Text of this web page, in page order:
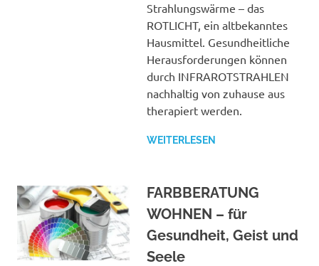
Strahlungswärme – das
ROTLICHT, ein altbekanntes
Hausmittel. Gesundheitliche
Herausforderungen können
durch INFRAROTSTRAHLEN
nachhaltig von zuhause aus
therapiert werden.
WEITERLESEN
FARBBERATUNG
WOHNEN – für
Gesundheit, Geist und
Seele